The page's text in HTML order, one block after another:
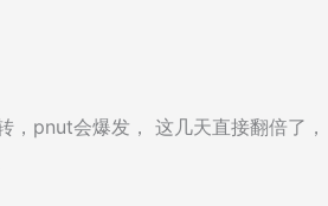
pnut会爆发， 这几天直接翻倍了，